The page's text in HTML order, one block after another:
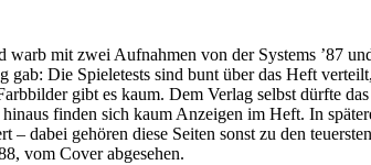
mit zwei Aufnahmen von der Systems ’87
gab: Die Spieletests sind bunt über das Heft
gibt es kaum. Dem Verlag selbst dürfte
finden sich kaum Anzeigen im Heft. In
– dabei gehören diese Seiten sonst zu den
vom Cover abgesehen.